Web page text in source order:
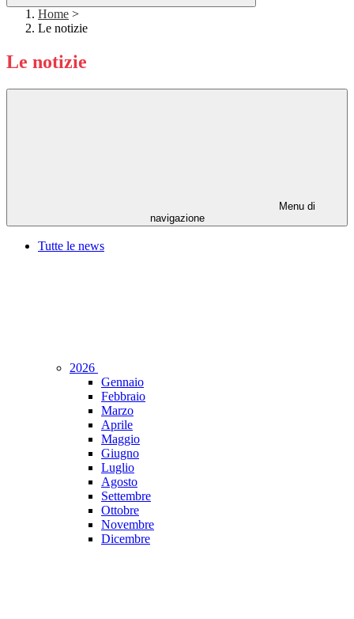
Home >
Le notizie
Le notizie
Menu di
navigazione
Tutte le news
2026
Gennaio
Febbraio
Marzo
Aprile
Maggio
Giugno
Luglio
Agosto
Settembre
Ottobre
Novembre
Dicembre